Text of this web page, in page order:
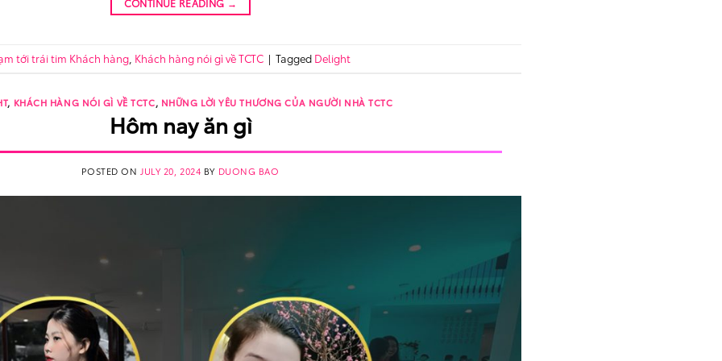
tới trái tim Khách hàng, Khách hàng nói gì về TCTC | Tagged Delight
, KHÁCH HÀNG NÓI GÌ VỀ TCTC, NHỮNG LỜI YÊU THƯƠNG CỦA NGƯỜI NHÀ TCTC
Hôm nay ăn gì
POSTED ONJULY 20, 2024 BY DUONG BAO